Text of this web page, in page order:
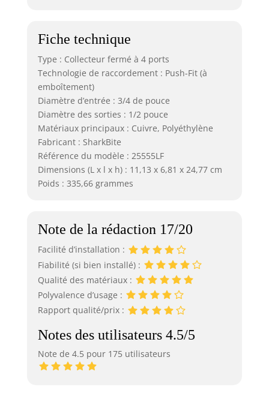
Fiche technique
Type : Collecteur fermé à 4 ports
Technologie de raccordement : Push-Fit (à
emboîtement)
Diamètre d’entrée : 3/4 de pouce
Diamètre des sorties : 1/2 pouce
Matériaux principaux : Cuivre, Polyéthylène
Fabricant : SharkBite
Référence du modèle : 25555LF
Dimensions (L x l x h) : 11,13 x 6,81 x 24,77 cm
Poids : 335,66 grammes
Note de la rédaction 17/20
Facilité d’installation :
Fiabilité (si bien installé) :
Qualité des matériaux :
Polyvalence d’usage :
Rapport qualité/prix :
Notes des utilisateurs 4.5/5
Note de 4.5 pour 175 utilisateurs